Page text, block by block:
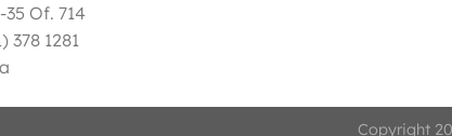
Of. 714
378 1281
Copyright